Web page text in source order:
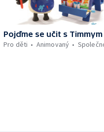
Pojďme se učit s Timmym
Pro děti
Animovaný